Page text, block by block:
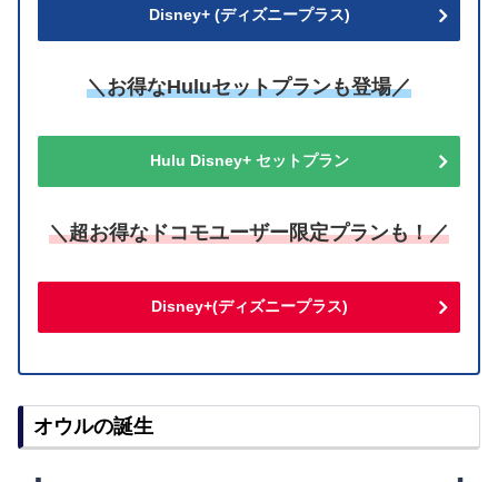
Disney+ (ディズニープラス)
＼お得なHuluセットプランも登場／
Hulu Disney+ セットプラン
＼超お得なドコモユーザー限定プランも！／
Disney+(ディズニープラス)
オウルの誕生